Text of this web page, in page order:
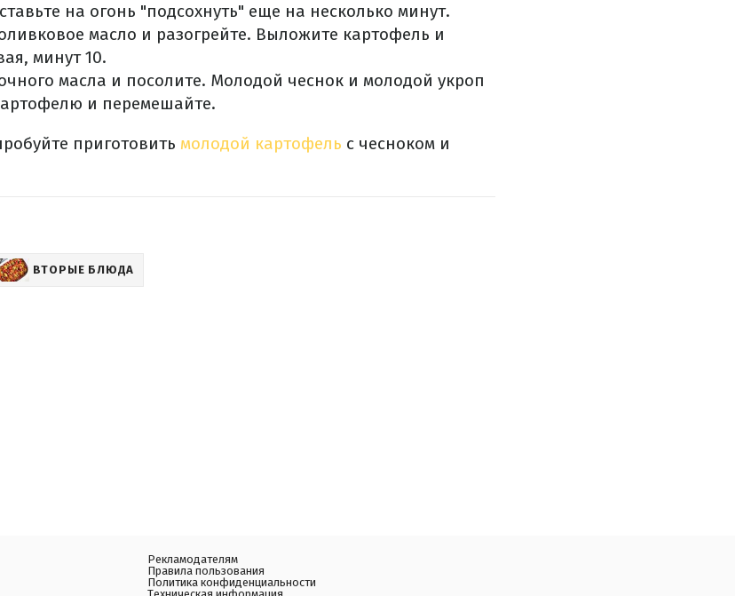
на огонь "подсохнуть" еще на несколько минут.
масло и разогрейте. Выложите картофель и
минут 10.
масла и посолите. Молодой чеснок и молодой укроп
и перемешайте.
приготовить молодой картофель с чесноком и
ВТОРЫЕ БЛЮДА
Рекламодателям
Правила пользования
Политика конфиденциальности